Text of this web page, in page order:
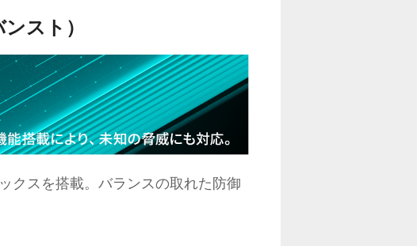
スト）
クスを搭載。バランスの取れた防御